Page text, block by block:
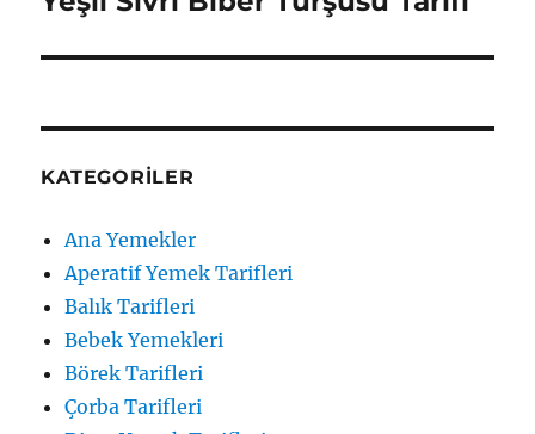
KATEGORILER
Ana Yemekler
Aperatif Yemek Tarifleri
Balık Tarifleri
Bebek Yemekleri
Börek Tarifleri
Çorba Tarifleri